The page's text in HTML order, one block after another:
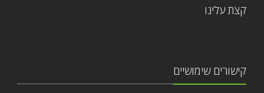
קצת עלינו
קישורים שימושיים